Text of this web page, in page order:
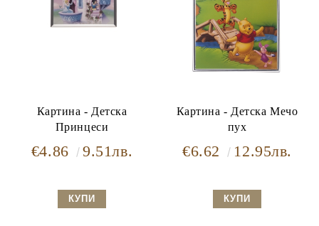
Картина - Детска
Принцеси
€4.86 9.51лв.
Картина - Детска Мечо
пух
€6.62 12.95лв.